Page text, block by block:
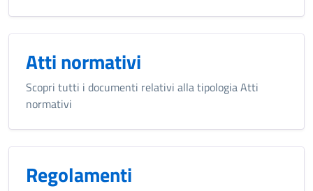
Atti normativi
Scopri tutti i documenti relativi alla tipologia Atti
normativi
Regolamenti